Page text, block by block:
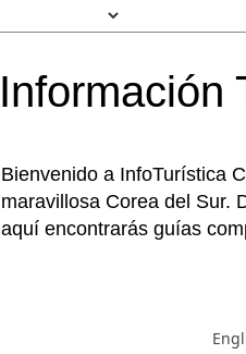
Información
Bienvenido a InfoTurística
maravillosa Corea del Sur.
aquí encontrarás guías